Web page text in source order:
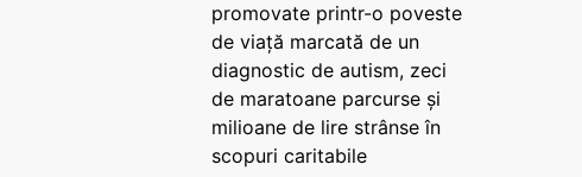
promovate printr-o poveste
de viață marcată de un
diagnostic de autism, zeci
de maratoane parcurse și
milioane de lire strânse în
scopuri caritabile